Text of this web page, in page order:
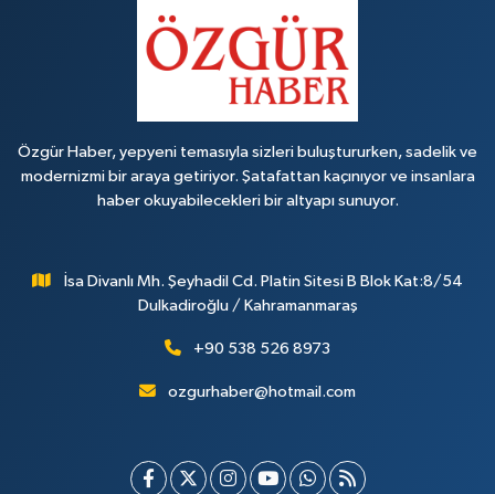
Özgür Haber, yepyeni temasıyla sizleri buluştururken, sadelik ve
modernizmi bir araya getiriyor. Şatafattan kaçınıyor ve insanlara
haber okuyabilecekleri bir altyapı sunuyor.
İsa Divanlı Mh. Şeyhadil Cd. Platin Sitesi B Blok Kat:8/54
Dulkadiroğlu / Kahramanmaraş
+90 538 526 8973
ozgurhaber@hotmail.com